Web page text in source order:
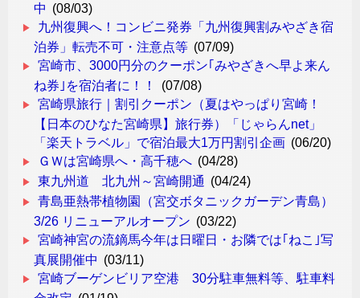
中 (08/03)
九州復興へ！コンビニ発券「九州復興割みやざき宿
泊券」転売不可・注意点等 (07/09)
宮崎市、3000円分のクーポン｢みやざきへ早よ来ん
ね券｣を宿泊者に！！
(07/08)
宮崎県旅行｜割引クーポン（夏はやっぱり宮崎！
【日本のひなた宮崎県】旅行券）「じゃらんnet」
「楽天トラベル」で宿泊最大1万円割引企画 (06/20)
ＧＷは宮崎県へ・高千穂へ (04/28)
東九州道 北九州～宮崎開通 (04/24)
青島亜熱帯植物園（宮交ボタニックガーデン青島）
3/26 リニューアルオープン (03/22)
宮崎神宮の流鏑馬今年は日曜日・お隣では｢ねこ｣写
真展開催中 (03/11)
宮崎ブーゲンビリア空港 30分駐車無料等、駐車料